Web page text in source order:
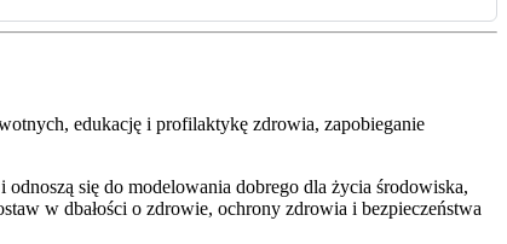
edukację i profilaktykę zdrowia, zapobieganie
odnoszą się do modelowania dobrego dla życia środowiska,
w dbałości o zdrowie, ochrony zdrowia i bezpieczeństwa